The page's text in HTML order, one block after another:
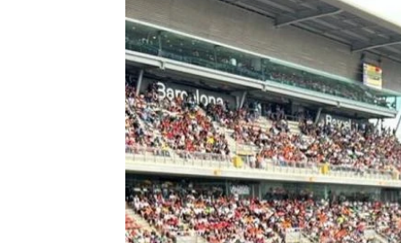
Zaznamenali jste